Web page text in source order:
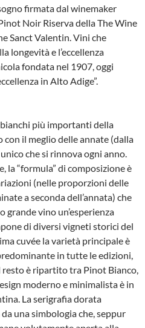
firmata dal winemaker
Noir Riserva della The Wine
Sanct Valentin. Vini che
longevità e l’eccellenza
fondata nel 1907, oggi
in Alto Adige”.
più importanti della
il meglio delle annate (dalla
che si rinnova ogni anno.
la “formula” di composizione è
(nelle proporzioni delle
a seconda dell’annata) che
grande vino un’esperienza
di diversi vigneti storici del
cuvée la varietà principale è
in tutte le edizioni,
è ripartito tra Pinot Bianco,
moderno e minimalista è in
La serigrafia dorata
una simbologia che, seppur